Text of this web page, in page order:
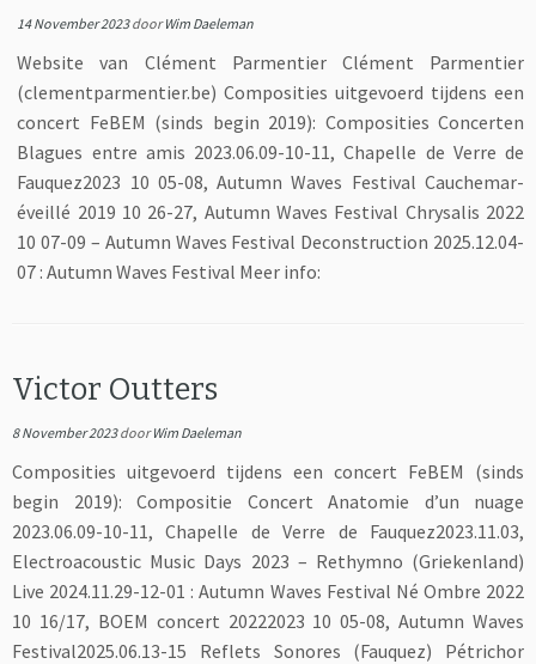
14 November 2023doorWim Daeleman
Website van Clément Parmentier Clément Parmentier
(clementparmentier.be) Composities uitgevoerd tijdens een
concert FeBEM (sinds begin 2019): Composities Concerten
Blagues entre amis 2023.06.09-10-11, Chapelle de Verre de
Fauquez2023 10 05-08, Autumn Waves Festival Cauchemar-
éveillé 2019 10 26-27, Autumn Waves Festival Chrysalis 2022
10 07-09 – Autumn Waves Festival Deconstruction 2025.12.04-
07 : Autumn Waves Festival Meer info:
Victor Outters
8 November 2023 doorWim Daeleman
Composities uitgevoerd tijdens een concert FeBEM (sinds
begin 2019): Compositie Concert Anatomie d’un nuage
2023.06.09-10-11, Chapelle de Verre de Fauquez2023.11.03,
Electroacoustic Music Days 2023 – Rethymno (Griekenland)
Live 2024.11.29-12-01 : Autumn Waves Festival Né Ombre 2022
10 16/17, BOEM concert 20222023 10 05-08, Autumn Waves
Festival2025.06.13-15 Reflets Sonores (Fauquez) Pétrichor